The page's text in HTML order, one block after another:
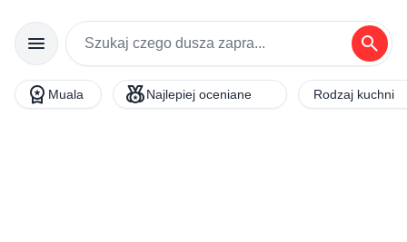
menu
search
workspace_premium Muala social_leaderboardNajlepiej oceniane Rodzaj kuchni